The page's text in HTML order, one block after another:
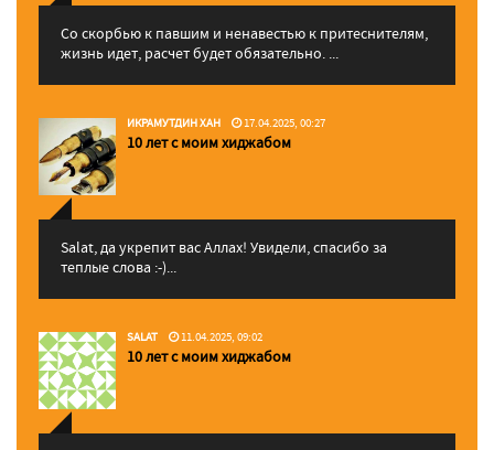
Со скорбью к павшим и ненавестью к притеснителям,
жизнь идет, расчет будет обязательно. ...
ИКРАМУТДИН ХАН 17.04.2025, 00:27
10 лет с моим хиджабом
Salat, да укрепит вас Аллаx! Увидели, спасибо за
теплые слова :-)...
SALAT 11.04.2025, 09:02
10 лет с моим хиджабом